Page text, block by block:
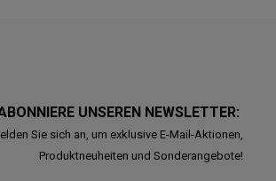
UNSEREN NEWSLETTER:
Sie sich an, um exklusive E-Mail-Aktionen,
Produktneuheiten und Sonderangebote!